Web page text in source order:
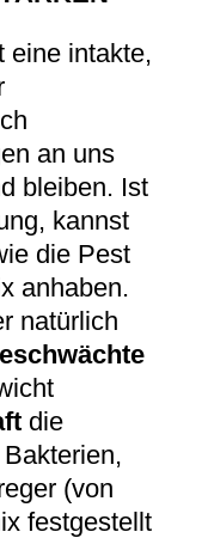
eine intakte,
an uns
bleiben. Ist
kannst
die Pest
anhaben.
natürlich
die
(von
festgestellt